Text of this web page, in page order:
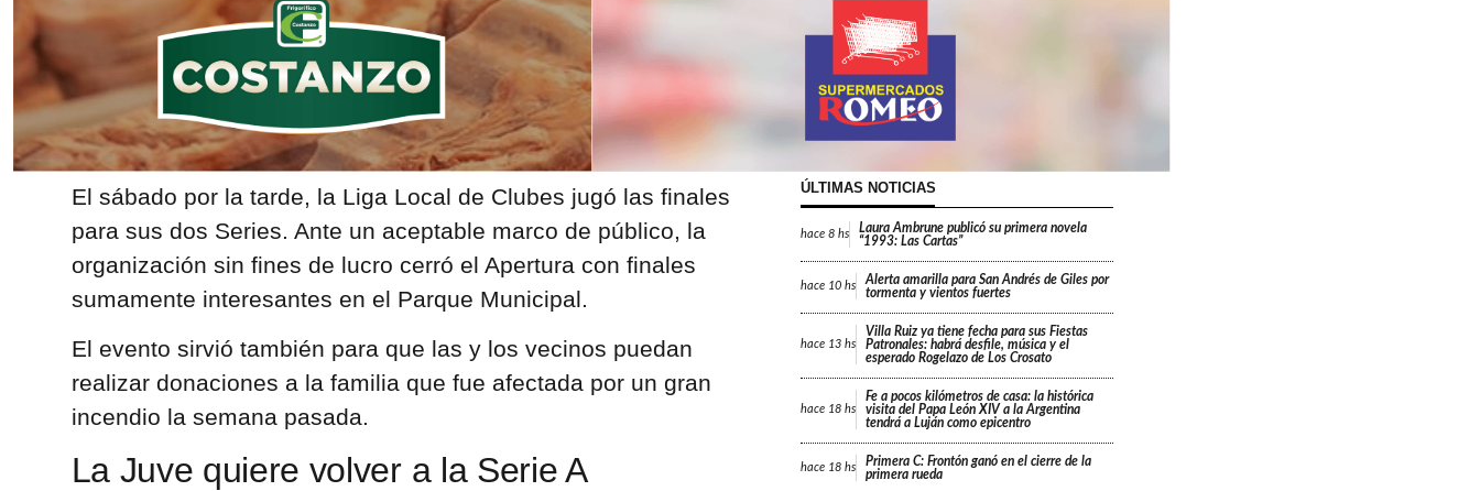
El sábado por la tarde, la Liga Local de Clubes jugó las finales
para sus dos Series. Ante un aceptable marco de público, la
organización sin fines de lucro cerró el Apertura con finales
sumamente interesantes en el Parque Municipal.
El evento sirvió también para que las y los vecinos puedan
realizar donaciones a la familia que fue afectada por un gran
incendio la semana pasada.
La Juve quiere volver a la Serie A
ÚLTIMAS NOTICIAS
hace 8 hs
Laura Ambrune publicó su primera novela
“1993: Las Cartas”
hace 10 hs
Alerta amarilla para San Andrés de Giles por
tormenta y vientos fuertes
hace 13 hs
Villa Ruiz ya tiene fecha para sus Fiestas
Patronales: habrá desfile, música y el
esperado Rogelazo de Los Crosato
hace 18 hs
Fe a pocos kilómetros de casa: la histórica
visita del Papa León XIV a la Argentina
tendrá a Luján como epicentro
hace 18 hs
Primera C: Frontón ganó en el cierre de la
primera rueda